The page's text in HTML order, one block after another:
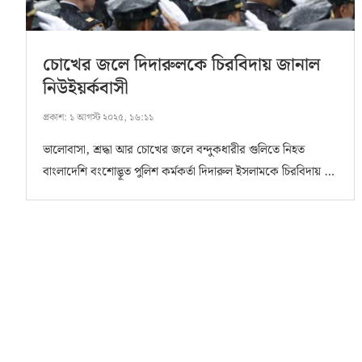
চোখের জলে দিদারুলকে চিরবিদায় জানাল
নিউইয়র্কবাসী
প্রকাশ: ১ আগস্ট ২০২৫, ১৬:১১
ভালোবাসা, শ্রদ্ধা আর চোখের জলে বন্দুকধারীর গুলিতে নিহত
বাংলাদেশি বংশোদ্ভূত পুলিশ কর্মকর্তা দিদারুল ইসলামকে চিরবিদায় …